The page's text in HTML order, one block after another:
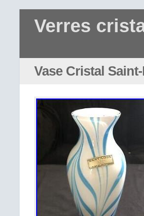
Verres
Vase Cristal